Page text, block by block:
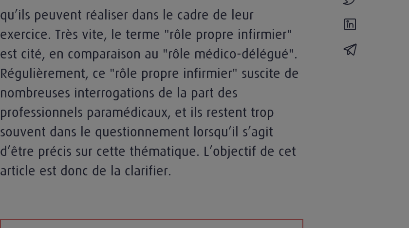
qu’ils peuvent réaliser dans le cadre de leur
exercice. Très vite, le terme "rôle propre infirmier"
est cité, en comparaison au "rôle médico-délégué".
Régulièrement, ce "rôle propre infirmier" suscite de
nombreuses interrogations de la part des
professionnels paramédicaux, et ils restent trop
souvent dans le questionnement lorsqu’il s’agit
d’être précis sur cette thématique. L’objectif de cet
article est donc de la clarifier.